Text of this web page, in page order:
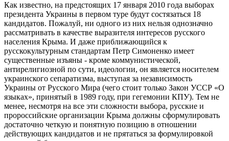
Как известно, на предстоящих 17 января 2010 года выборах
президента Украины в первом туре будут состязаться 18
кандидатов. Пожалуй, ни одного из них нельзя однозначно
рассматривать в качестве выразителя интересов русского
населения Крыма. И даже приближающийся к
русскокультурным стандартам Петр Симоненко имеет
существенные изъяны - кроме коммунистической,
антирелигиозной по сути, идеологии, он является носителем
украинского сепаратизма, выступая за независимость
Украины от Русского Мира (чего стоит только Закон УССР «О
языках», принятый в 1989 году, при гегемонии КПУ). Тем не
менее, несмотря на все эти сложности выбора, русские и
пророссийские организации Крыма должны сформулировать
достаточно четкую и понятную позицию в отношении
действующих кандидатов и не прятаться за формулировкой